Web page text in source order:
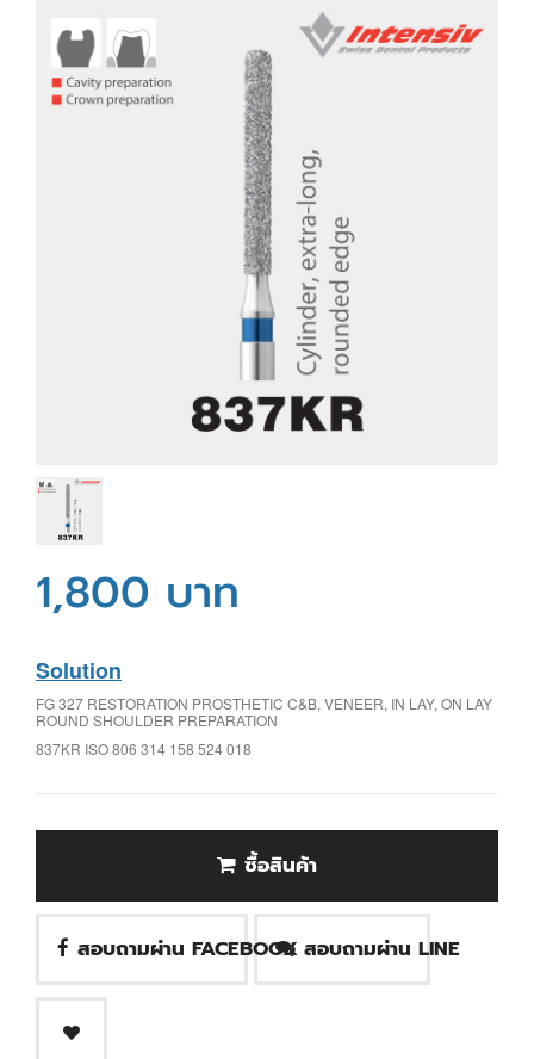
1,800 บาท
Solution
FG 327 RESTORATION PROSTHETIC C&B, VENEER, IN LAY, ON LAY
ROUND SHOULDER PREPARATION
837KR ISO 806 314 158 524 018
ซื้อสินค้า
สอบถามผ่าน FACEBOOK สอบถามผ่าน LINE